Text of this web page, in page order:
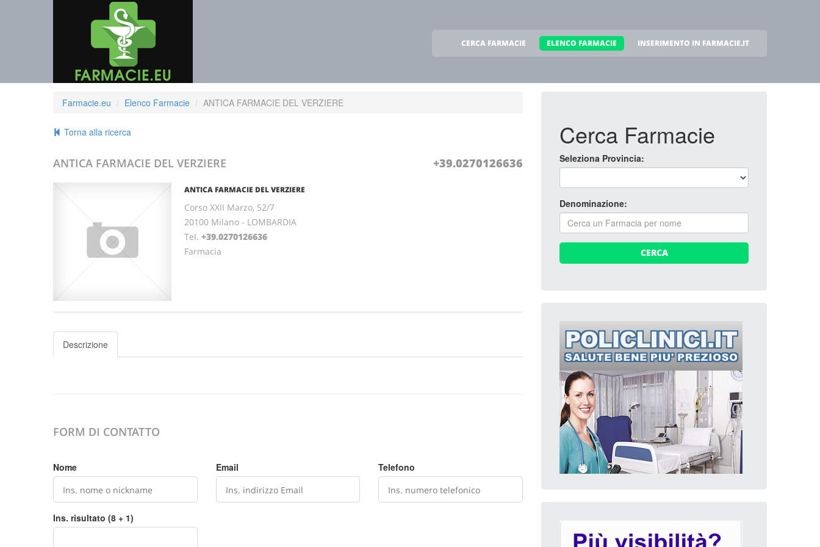
CERCA FARMACIE ELENCO FARMACIE INSERIMENTO IN FARMACIE.IT
Farmacie.eu Elenco Farmacie ANTICA FARMACIE DEL VERZIERE
Torna alla ricerca
ANTICA FARMACIE DEL VERZIERE +39.0270126636
ANTICA FARMACIE DEL VERZIERE
Corso XXII Marzo, 52/7
20100 Milano - LOMBARDIA
Tel. +39.0270126636
Farmacia
Descrizione
FORM DI CONTATTO
Nome Email Telefono
Ins. risultato (8 + 1)
Cerca Farmacie
Seleziona Provincia:
Denominazione:
CERCA